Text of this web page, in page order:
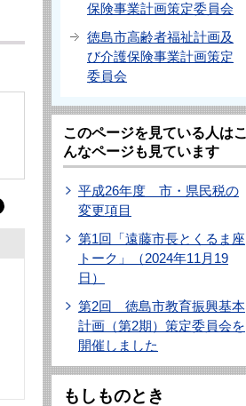
保険事業計画策定委員会
徳島市高齢者福祉計画及
び介護保険事業計画策定
委員会
このページを見ている人はこ
んなページも見ています
平成26年度 市・県民税の
変更項目
第1回「遠藤市長とくるま座
トーク」（2024年11月19
日）
第2回 徳島市教育振興基本
計画（第2期）策定委員会を
開催しました
もしものとき